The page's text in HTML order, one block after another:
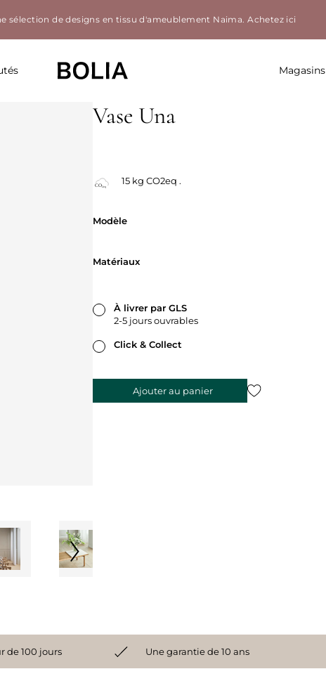
sélection de designs en tissu d'ameublement Naima.Achetez ici
Magasins
Vase Una
15 kg CO2eq .
Modèle
Matériaux
À livrer par GLS
2-5 jours ouvrables
Click & Collect
Ajouter au panier
de 100 jours Une garantie de 10 ans